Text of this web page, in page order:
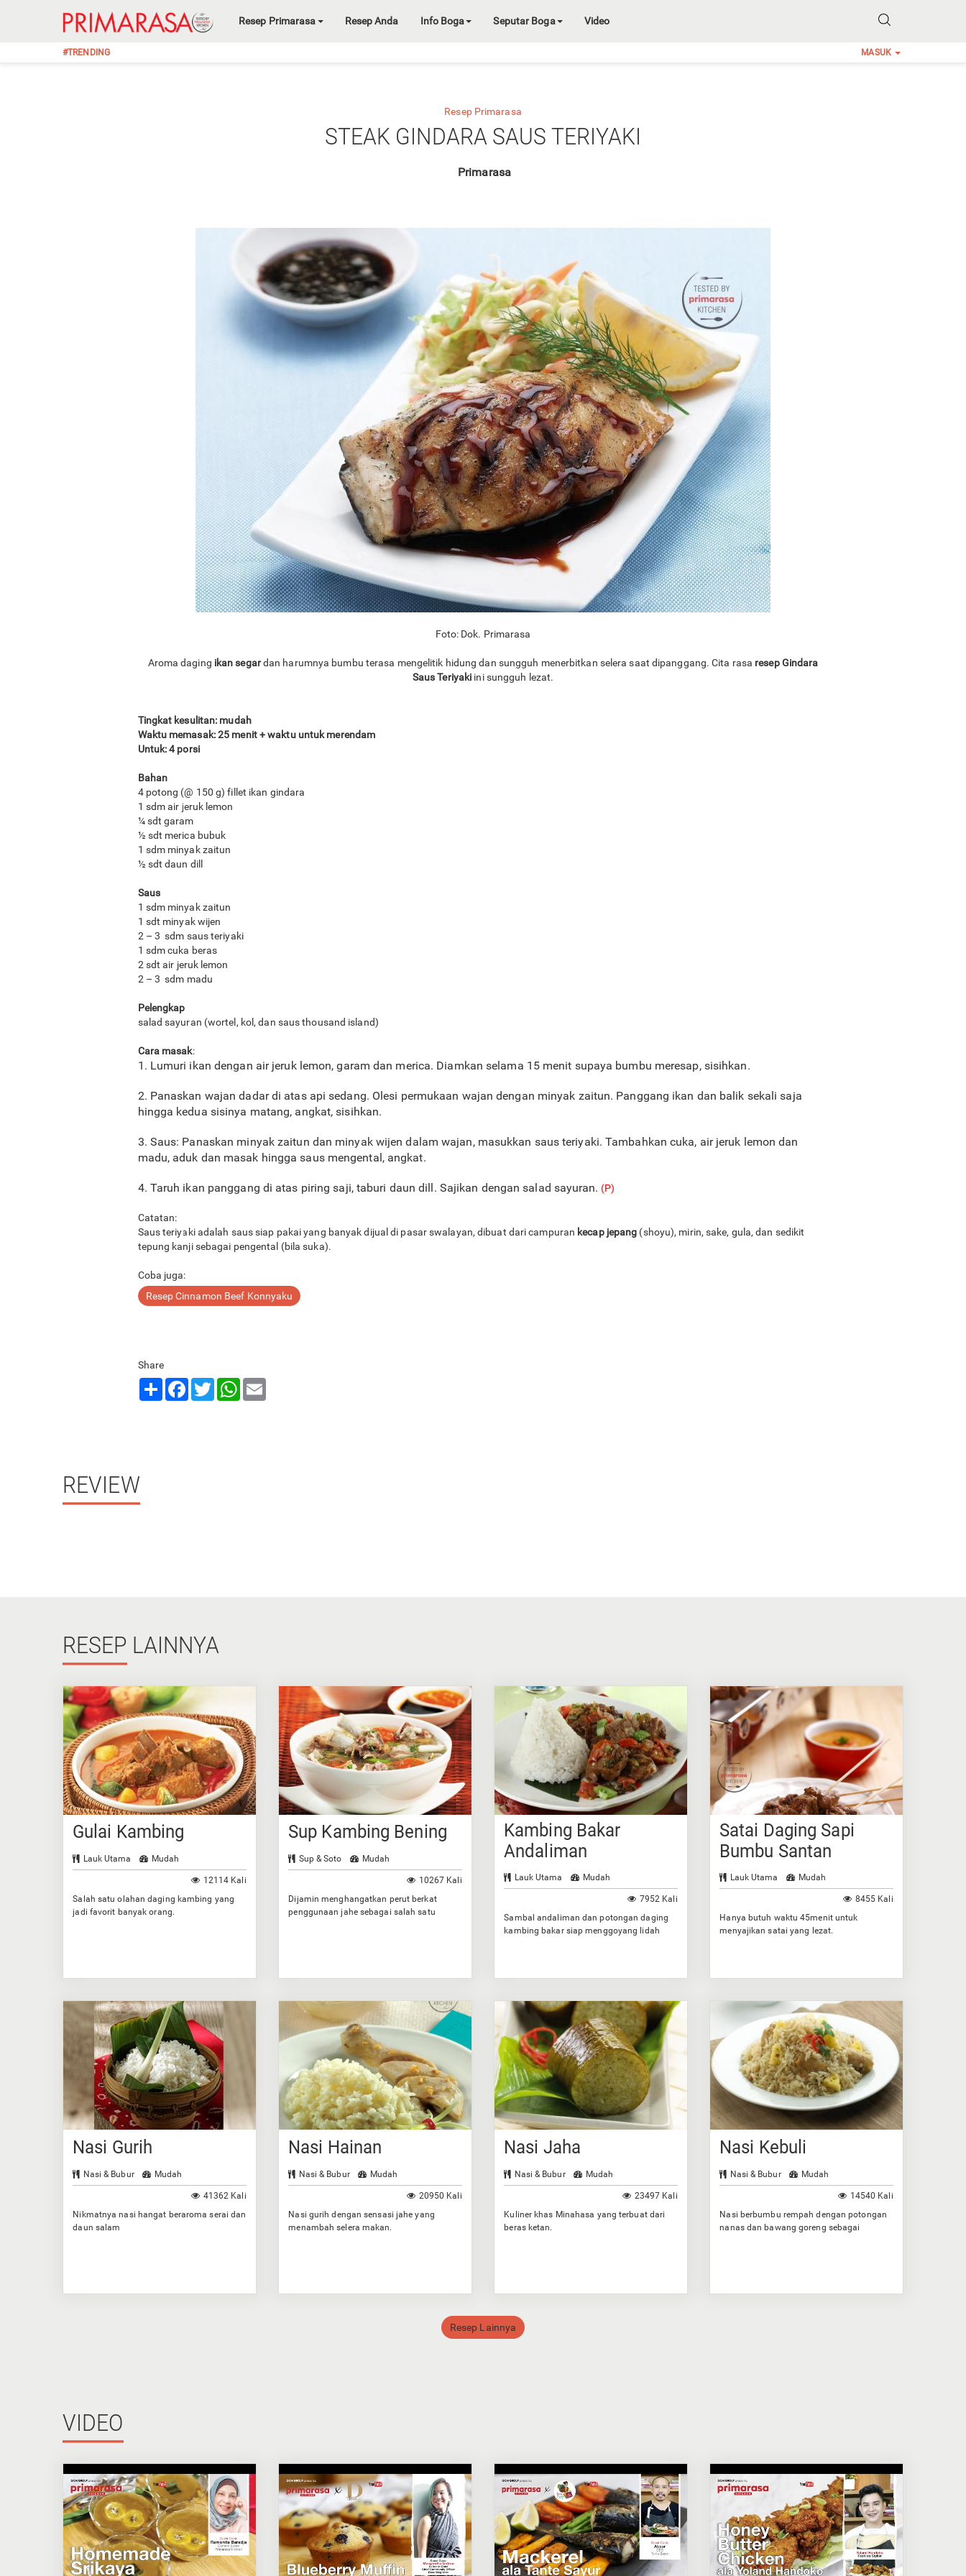
Resep Primarasa Resep Anda Info Boga Seputar Boga Video
#TRENDING MASUK
Resep Primarasa
STEAK GINDARA SAUS TERIYAKI
Primarasa
Foto: Dok. Primarasa
Aroma daging ikan segardan harumnya bumbu terasa mengelitik hidung dan sungguh menerbitkan selera saat dipanggang. Cita rasa resep Gindara
Saus Teriyaki ini sungguh lezat.
Tingkat kesulitan: mudah
Waktu memasak: 25 menit + waktu untuk merendam
Untuk: 4 porsi
Bahan
4 potong (@ 150 g) fillet ikan gindara
1 sdm air jeruk lemon
¼ sdt garam
½ sdt merica bubuk
1 sdm minyak zaitun
½ sdt daun dill
Saus
1 sdm minyak zaitun
1 sdt minyak wijen
2 – 3 sdm saus teriyaki
1 sdm cuka beras
2 sdt air jeruk lemon
2 – 3 sdm madu
Pelengkap
salad sayuran (wortel, kol, dan saus thousand island)
Cara masak:
1. Lumuri ikan dengan air jeruk lemon, garam dan merica. Diamkan selama 15 menit supaya bumbu meresap, sisihkan.
2. Panaskan wajan dadar di atas api sedang. Olesi permukaan wajan dengan minyak zaitun. Panggang ikan dan balik sekali saja
hingga kedua sisinya matang, angkat, sisihkan.
3. Saus: Panaskan minyak zaitun dan minyak wijen dalam wajan, masukkan saus teriyaki. Tambahkan cuka, air jeruk lemon dan
madu, aduk dan masak hingga saus mengental, angkat.
4. Taruh ikan panggang di atas piring saji, taburi daun dill. Sajikan dengan salad sayuran. (P)
Catatan:
Saus teriyaki adalah saus siap pakai yang banyak dijual di pasar swalayan, dibuat dari campuran kecap jepang (shoyu), mirin, sake, gula, dan sedikit
tepung kanji sebagai pengental (bila suka).
Coba juga:
Resep Cinnamon Beef Konnyaku
Share
ShareFacebook
TwitterWhatsApp
Email
REVIEW
RESEP LAINNYA
Gulai Kambing
Lauk Utama Mudah
12114 Kali
Salah satu olahan daging kambing yang
jadi favorit banyak orang.
Sup Kambing Bening
Sup & Soto Mudah
10267 Kali
Dijamin menghangatkan perut berkat
penggunaan jahe sebagai salah satu
Kambing Bakar
Andaliman
Lauk Utama Mudah
7952 Kali
Sambal andaliman dan potongan daging
kambing bakar siap menggoyang lidah
Satai Daging Sapi
Bumbu Santan
Lauk Utama Mudah
8455 Kali
Hanya butuh waktu 45menit untuk
menyajikan satai yang lezat.
Nasi Gurih
Nasi & Bubur Mudah
41362 Kali
Nikmatnya nasi hangat beraroma serai dan
daun salam
Nasi Hainan
Nasi & Bubur Mudah
20950 Kali
Nasi gurih dengan sensasi jahe yang
menambah selera makan.
Nasi Jaha
Nasi & Bubur Mudah
23497 Kali
Kuliner khas Minahasa yang terbuat dari
beras ketan.
Nasi Kebuli
Nasi & Bubur Mudah
14540 Kali
Nasi berbumbu rempah dengan potongan
nanas dan bawang goreng sebagai
Resep Lainnya
VIDEO